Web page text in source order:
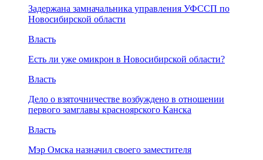
Задержана замначальника управления УФССП по
Новосибирской области
Власть
Есть ли уже омикрон в Новосибирской области?
Власть
Дело о взяточничестве возбуждено в отношении
первого замглавы красноярского Канска
Власть
Мэр Омска назначил своего заместителя